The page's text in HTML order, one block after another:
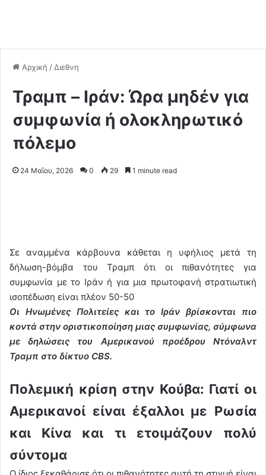
Αρχική / Διεθνη
Τραμπ – Ιράν: Ώρα μηδέν για
συμφωνία ή ολοκληρωτικό
πόλεμο
24 Μαΐου, 2026 0 29 1 minute read
Σε αναμμένα κάρβουνα κάθεται η υφήλιος μετά τη
δήλωση-βόμβα του Τραμπ ότι οι πιθανότητες για
συμφωνία με το Ιράν ή για μια πρωτοφανή στρατιωτική
ισοπέδωση είναι πλέον 50-50
Οι Ηνωμένες Πολιτείες και το Ιράν βρίσκονται πιο
κοντά στην οριστικοποίηση μιας συμφωνίας, σύμφωνα
με δηλώσεις του Αμερικανού προέδρου Ντόναλντ
Τραμπ στο δίκτυο CBS.
Πολεμική κρίση στην Κούβα: Γιατί οι
Αμερικανοί είναι έξαλλοι με Ρωσία
και Κίνα και τι ετοιμάζουν πολύ
σύντομα